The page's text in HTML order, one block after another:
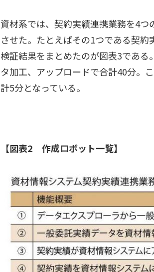
資材系では、契約実績連携業務を4
させた。たとえばその1つである契
検証結果をまとめたのが図表3であ
タ加工、アップロードで合計40分。
計5分となっている。
【図表2 作成ロボット一覧】